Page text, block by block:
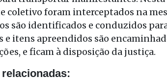
coletivo foram interceptados na
são identificados e conduzidos
e itens apreendidos são
e ficam à disposição da justiça.